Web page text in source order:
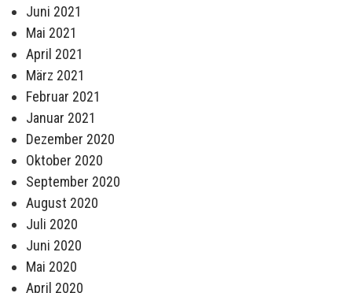
Juni 2021
Mai 2021
April 2021
März 2021
Februar 2021
Januar 2021
Dezember 2020
Oktober 2020
September 2020
August 2020
Juli 2020
Juni 2020
Mai 2020
April 2020